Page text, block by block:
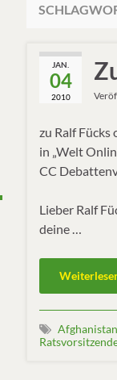
JAN.
04
2010
zu Ralf
in „Welt
CC
Lieber Ralf
deine …
Afghanistan